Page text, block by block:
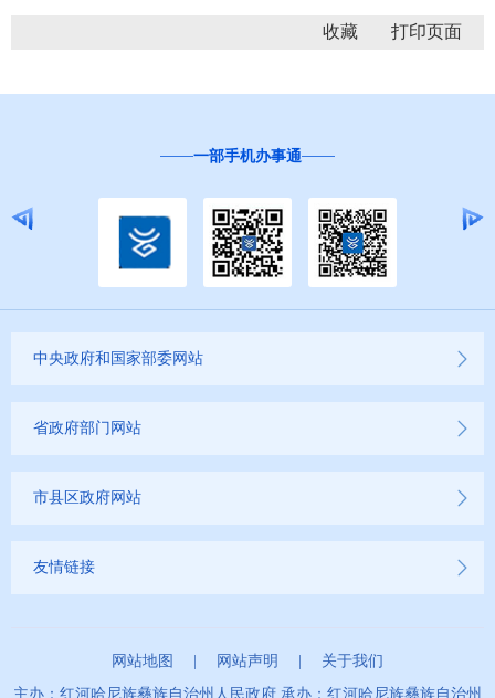
收藏
一部手机办事通
中央政府和国家部委网站
省政府部门网站
市县区政府网站
友情链接
网站地图 网站声明
关于我们
主办：红河哈尼族彝族自治州人民政府 承办：红河哈尼族彝族自治州